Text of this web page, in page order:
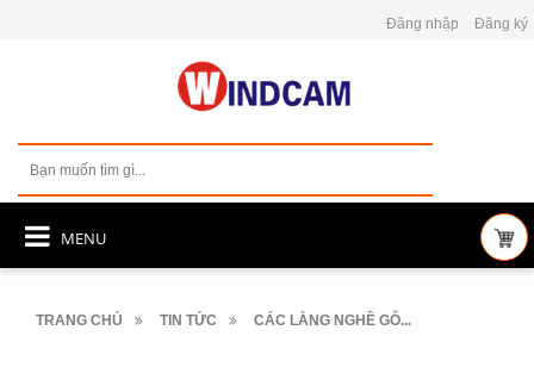
Đăng nhập Đăng ký
MENU
TRANG CHỦ TIN TỨC CÁC LÀNG NGHỀ GỖ...